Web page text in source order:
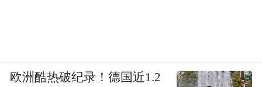
欧洲酷热破纪录！德国近1.2